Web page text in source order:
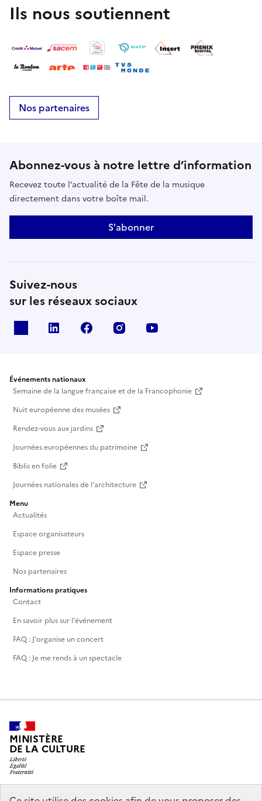
Ils nous soutiennent
Nos partenaires
Abonnez-vous à notre lettre d’information
Recevez toute l’actualité de la Fête de la musique
directement dans votre boîte mail.
S'abonner
Suivez-nous
sur les réseaux sociaux
Linkedin Facebook Instagram
Événements nationaux
Semaine de la langue française et de la Francophonie
Nuit européenne des musées
Rendez-vous aux jardins
Journées européennes du patrimoine
Biblis en folie
Journées nationales de l'architecture
Menu
Actualités
Espace organisateurs
Espace presse
Nos partenaires
Informations pratiques
Contact
En savoir plus sur l'événement
FAQ : J'organise un concert
FAQ : Je me rends à un spectacle
MINISTÈRE
DE LA CULTURE